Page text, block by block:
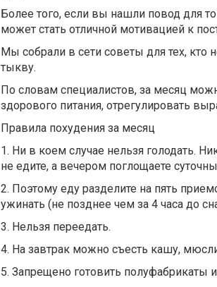
Более того, если вы нашли повод для
может стать отличной мотивацией к
Мы cобрали в сети советы для тех, кто
тыкву.
По словам специалистов, за месяц
здорового питания, отрегулировать
Правила похудения за месяц
1. Ни в коем случае нельзя голодать.
не едите, а вечером поглощаете
2. Поэтому еду разделите на пять
ужинать (не позднее чем за 4 часа до
3. Нельзя переедать.
4. На завтрак можно съесть кашу,
5. Запрещено готовить полуфабрикаты